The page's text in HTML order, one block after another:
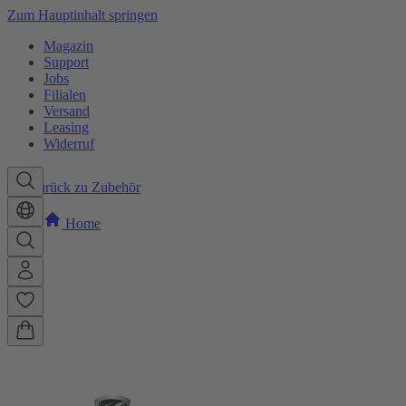
Zum Hauptinhalt springen
Magazin
Support
Jobs
Filialen
Versand
Leasing
Widerruf
Zurück zu Zubehör
Home